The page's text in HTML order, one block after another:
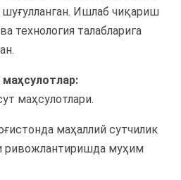
Ишлаб чиқариш
технология талабларига
маҳсулотлари.
маҳаллий сутчилик
ривожлантиришда муҳим